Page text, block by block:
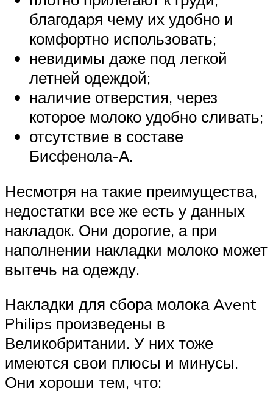
благодаря чему их удобно и
комфортно использовать;
невидимы даже под легкой
летней одеждой;
наличие отверстия, через
которое молоко удобно сливать;
отсутствие в составе
Бисфенола-А.
Несмотря на такие преимущества,
недостатки все же есть у данных
накладок. Они дорогие, а при
наполнении накладки молоко может
вытечь на одежду.
Накладки для сбора молока Avent
Philips произведены в
Великобритании. У них тоже
имеются свои плюсы и минусы.
Они хороши тем, что: